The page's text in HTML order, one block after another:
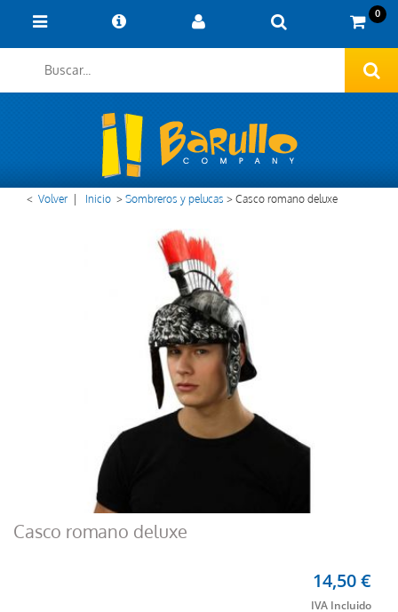
0
< Volver Inicio >Sombreros y pelucas >Casco romano deluxe
Casco romano deluxe
14,50 €